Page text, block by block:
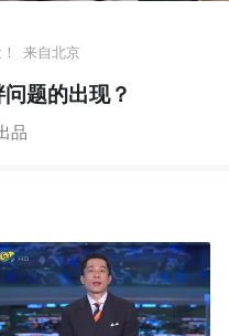
来自北京
题的出现？
品